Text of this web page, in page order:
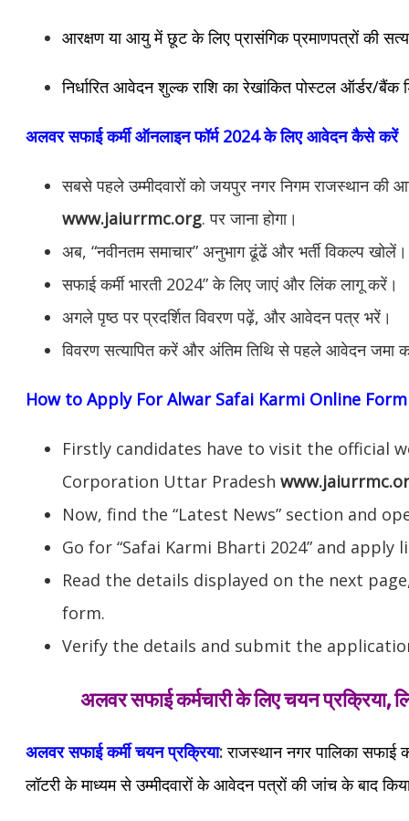
आरक्षण या आयु में छूट के लिए प्रासंगिक प्रमाणपत्रों की
निर्धारित आवेदन शुल्क राशि का रेखांकित पोस्टल ऑर्डर/बैंक
अलवर सफाई कर्मी ऑनलाइन फॉर्म 2024 के लिए आवेदन कैसे करें
सबसे पहले उम्मीदवारों को जयपुर नगर निगम राजस्थान की
www.jaiurrmc.org. पर जाना होगा।
अब, “नवीनतम समाचार” अनुभाग ढूंढें और भर्ती विकल्प खोलें।
सफाई कर्मी भारती 2024” के लिए जाएं और लिंक लागू करें।
अगले पृष्ठ पर प्रदर्शित विवरण पढ़ें, और आवेदन पत्र भरें।
विवरण सत्यापित करें और अंतिम तिथि से पहले आवेदन जमा
How to Apply For AlwarSafai Karmi Online Form
Firstly candidates have to visit the official
Corporation Uttar Pradesh
Now, find the “Latest News” section and
Go for “Safai Karmi Bharti 2024” and apply
Read the details displayed on the next
form.
Verify the details and submit the
अलवर सफाई कर्मचारी के लिए चयन प्रक्रिया,
अलवर सफाई कर्मी चयन प्रक्रिया:राजस्थान नगर पालिका सफाई
लॉटरी के माध्यम से उम्मीदवारों के आवेदन पत्रों की जांच के बाद